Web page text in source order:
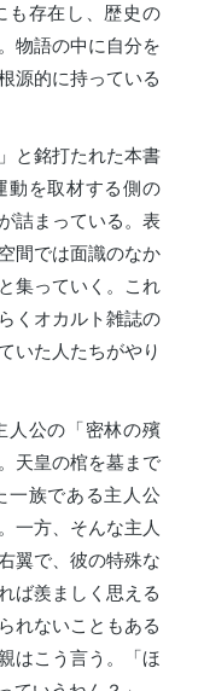
も存在し、歴史の
物語の中に自分を
源的に持っている
と銘打たれた本書
動を取材する側の
詰まっている。表
間では面識のなか
集っていく。これ
くオカルト雑誌の
いた人たちがやり
人公の「密林の殯
天皇の棺を墓まで
一族である主人公
一方、そんな主人
翼で、彼の特殊な
ば羨ましく思える
れないこともある
はこう言う。「ほ